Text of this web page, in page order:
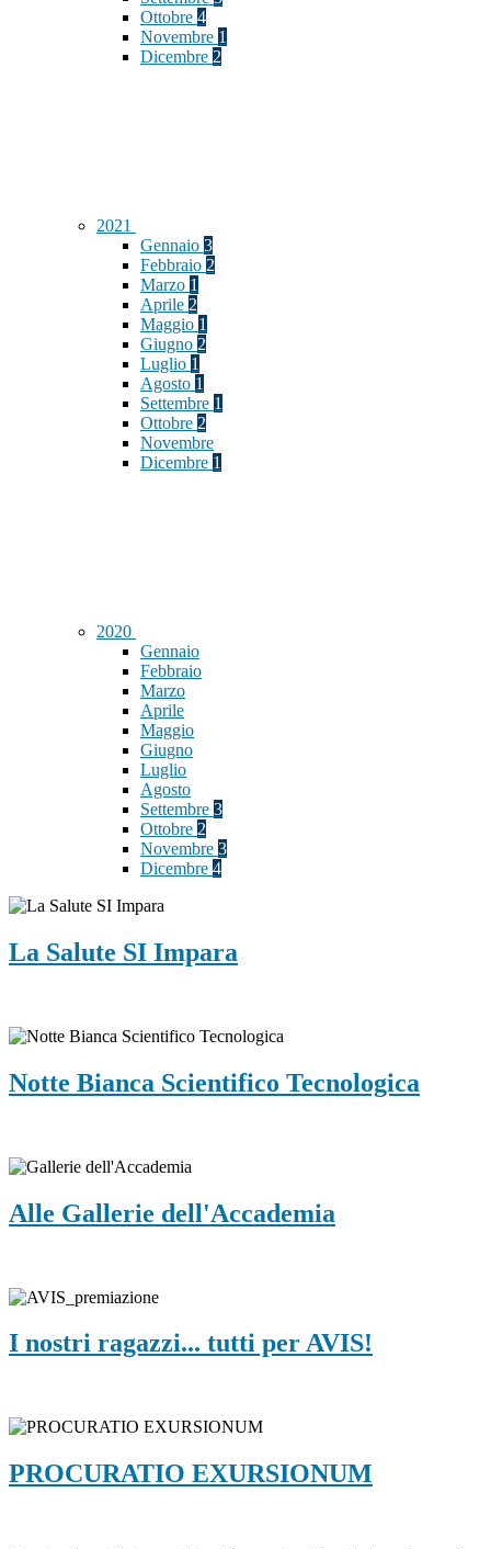
Ottobre 4
Novembre 1
Dicembre 2
2021
Gennaio 3
Febbraio 2
Marzo 1
Aprile 2
Maggio 1
Giugno 2
Luglio 1
Agosto 1
Settembre 1
Ottobre 2
Novembre
Dicembre 1
2020
Gennaio
Febbraio
Marzo
Aprile
Maggio
Giugno
Luglio
Agosto
Settembre 3
Ottobre 2
Novembre 3
Dicembre 4
La Salute SI Impara
Notte Bianca Scientifico Tecnologica
Alle Gallerie dell'Accademia
I nostri ragazzi... tutti per AVIS!
PROCURATIO EXURSIONUM